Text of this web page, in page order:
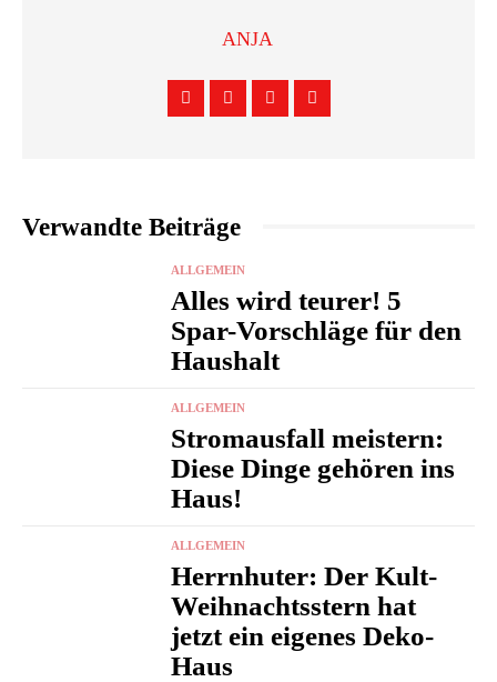
ANJA
Verwandte Beiträge
ALLGEMEIN
Alles wird teurer! 5
Spar-Vorschläge für den
Haushalt
ALLGEMEIN
Stromausfall meistern:
Diese Dinge gehören ins
Haus!
ALLGEMEIN
Herrnhuter: Der Kult-
Weihnachtsstern hat
jetzt ein eigenes Deko-
Haus